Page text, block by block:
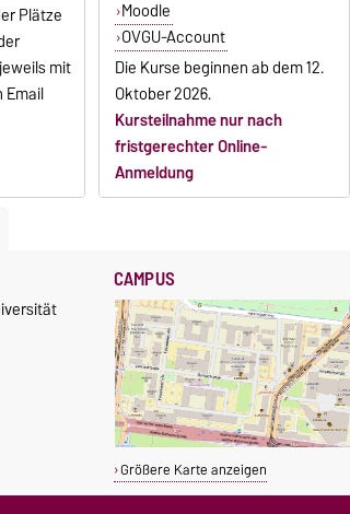
Plätze
mit
Moodle
OVGU-Account
Die Kurse beginnen ab dem 12.
Oktober 2026.
Kursteilnahme nur nach
fristgerechter Online-
Anmeldung
CAMPUS
Größere Karte anzeigen